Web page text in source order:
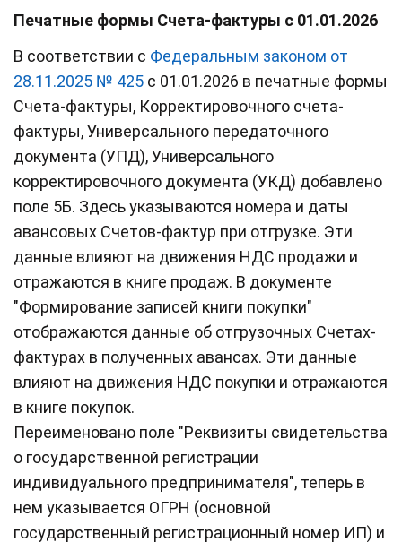
Печатные формы Счета-фактуры с 01.01.2026
В соответствии с Федеральным законом от
28.11.2025 № 425 с 01.01.2026 в печатные формы
Счета-фактуры, Корректировочного счета-
фактуры, Универсального передаточного
документа (УПД), Универсального
корректировочного документа (УКД) добавлено
поле 5Б. Здесь указываются номера и даты
авансовых Счетов-фактур при отгрузке. Эти
данные влияют на движения НДС продажи и
отражаются в книге продаж. В документе
"Формирование записей книги покупки"
отображаются данные об отгрузочных Счетах-
фактурах в полученных авансах. Эти данные
влияют на движения НДС покупки и отражаются
в книге покупок.
Переименовано поле "Реквизиты свидетельства
о государственной регистрации
индивидуального предпринимателя", теперь в
нем указывается ОГРН (основной
государственный регистрационный номер ИП) и